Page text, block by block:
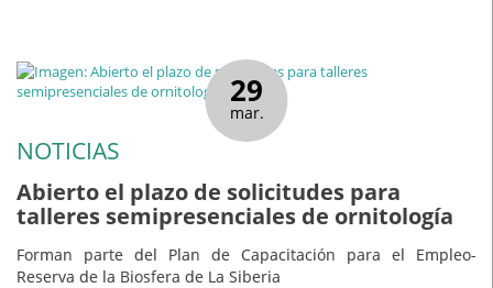
29
mar.
NOTICIAS
Abierto el plazo de solicitudes para
talleres semipresenciales de ornitología
Forman parte del Plan de Capacitación para el Empleo-
Reserva de la Biosfera de La Siberia